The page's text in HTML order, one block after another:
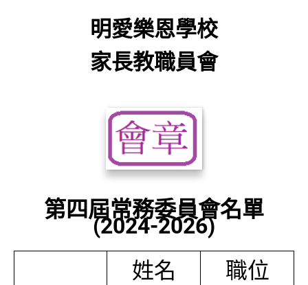
明愛樂恩學校
家長教職員會
第四屆常務委員會名單
(2024-2026)
姓名
職位